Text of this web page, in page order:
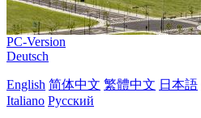
PC-Version
Deutsch
English 简体中文 繁體中文 日本語
Italiano Русский